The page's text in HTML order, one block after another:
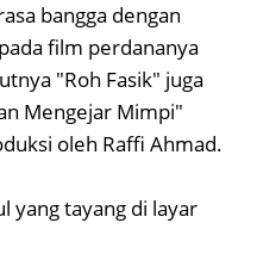
bangga dengan
film perdananya
"Roh Fasik" juga
Mengejar Mimpi"
oleh Raffi Ahmad.
yang tayang di layar